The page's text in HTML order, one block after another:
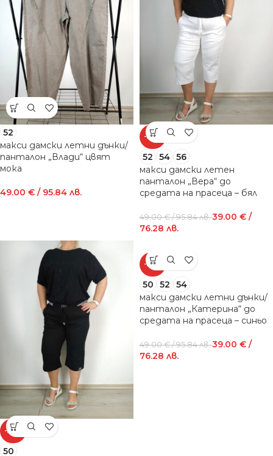
52
макси дамски летни дънки/
панталон „Влади“ цвят
мока
49.00 € / 95.84 лв.
-20%
52 54 56
макси дамски летен
панталон „Вера“ до
средата на прасеца – бял
49.00€/ 95.84 лв.39.00 € /
76.28 лв.
-20%
50
-20%
50 52
54
макси дамски летни дънки/
панталон „Катерина“ до
средата на прасеца – синьо
49.00€/ 95.84 лв.39.00 € /
76.28 лв.